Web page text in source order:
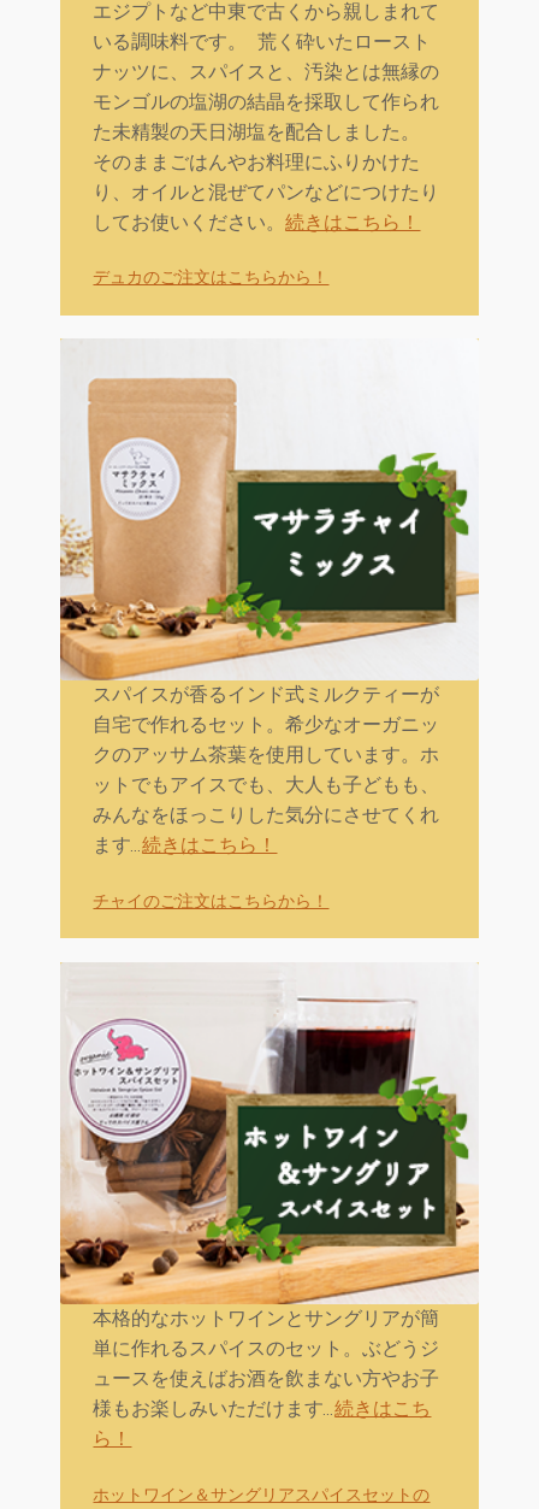
エジプトなど中東で古くから親しまれて
いる調味料です。 荒く砕いたロースト
ナッツに、スパイスと、汚染とは無縁の
モンゴルの塩湖の結晶を採取して作られ
た未精製の天日湖塩を配合しました。
そのままごはんやお料理にふりかけた
り、オイルと混ぜてパンなどにつけたり
してお使いください。続きはこちら！
デュカのご注文はこちらから！
スパイスが香るインド式ミルクティーが
自宅で作れるセット。希少なオーガニッ
クのアッサム茶葉を使用しています。ホ
ットでもアイスでも、大人も子どもも、
みんなをほっこりした気分にさせてくれ
ます…続きはこちら！
チャイのご注文はこちらから！
本格的なホットワインとサングリアが簡
単に作れるスパイスのセット。ぶどうジ
ュースを使えばお酒を飲まない方やお子
様もお楽しみいただけます…続きはこち
ら！
ホットワイン＆サングリアスパイスセットの